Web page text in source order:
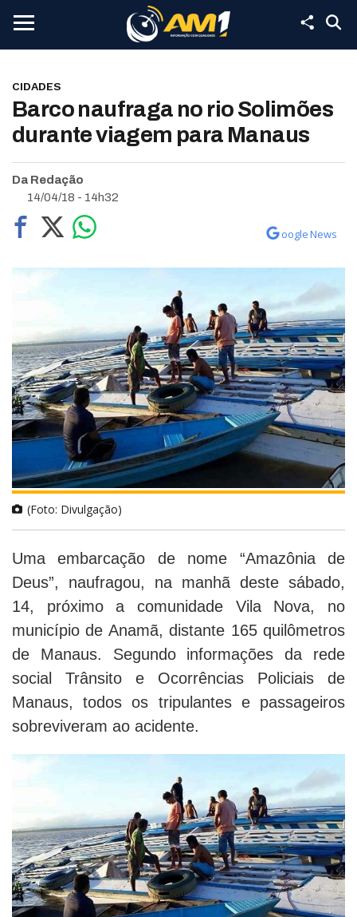
CIDADES
Barco naufraga no rio Solimões
durante viagem para Manaus
Da Redação
14/04/18 - 14h32
oogle News
(Foto: Divulgação)
Uma embarcação de nome “Amazônia de
Deus”, naufragou, na manhã deste sábado,
14, próximo a comunidade Vila Nova, no
município de Anamã, distante 165 quilômetros
de Manaus. Segundo informações da rede
social Trânsito e Ocorrências Policiais de
Manaus, todos os tripulantes e passageiros
sobreviveram ao acidente.